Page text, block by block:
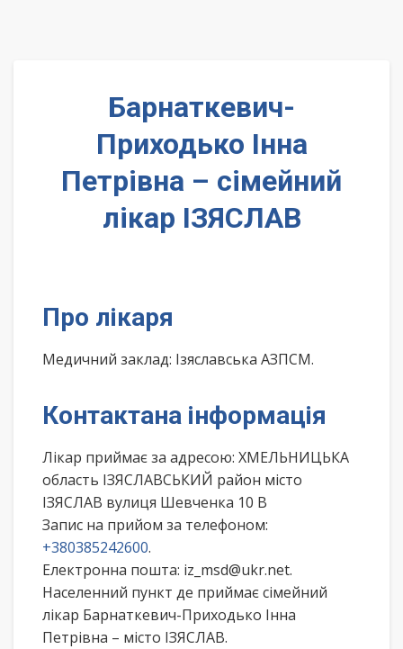
Барнаткевич-
Приходько Інна
Петрівна – сімейний
лікар ІЗЯСЛАВ
Про лікаря
Медичний заклад: Ізяславська АЗПСМ.
Контактана інформація
Лікар приймає за адресою: ХМЕЛЬНИЦЬКА
область ІЗЯСЛАВСЬКИЙ район місто
ІЗЯСЛАВ вулиця Шевченка 10 В
Запис на прийом за телефоном:
+380385242600.
Електронна пошта: iz_msd@ukr.net.
Населенний пункт де приймає сімейний
лікар Барнаткевич-Приходько Інна
Петрівна – місто ІЗЯСЛАВ.